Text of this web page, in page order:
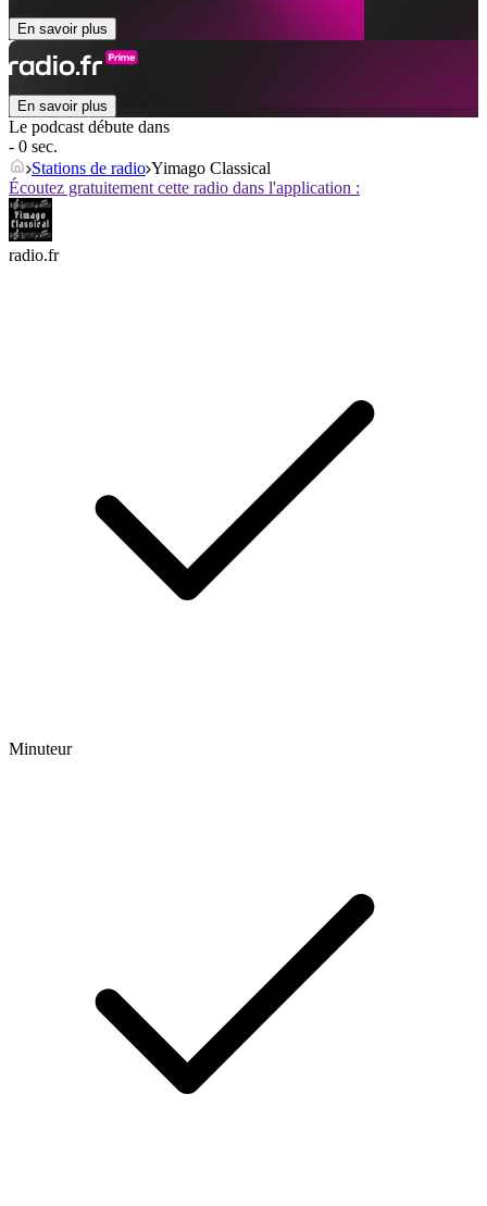
En savoir plus
En savoir plus
Le podcast débute dans
- 0 sec.
Stations de radio Yimago Classical
Écoutez gratuitement cette radio dans l'application :
radio.fr
Minuteur